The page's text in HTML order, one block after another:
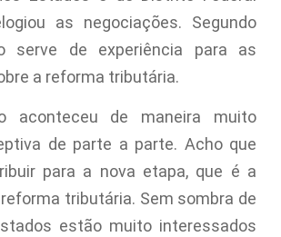
as negociações. Segundo
serve de experiência para as
a reforma tributária.
aconteceu de maneira muito
de parte a parte. Acho que
para a nova etapa, que é a
tributária. Sem sombra de
estão muito interessados